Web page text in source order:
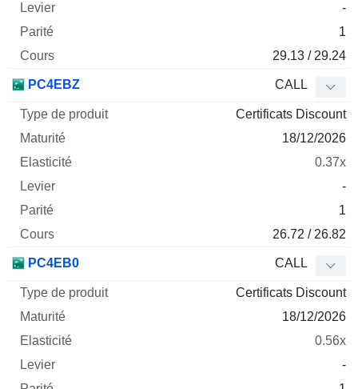
-
1
29.13 / 29.24
PC4EBZ CALL
Certificats Discount
18/12/2026
0.37x
-
1
26.72 / 26.82
PC4EB0 CALL
Certificats Discount
18/12/2026
0.56x
-